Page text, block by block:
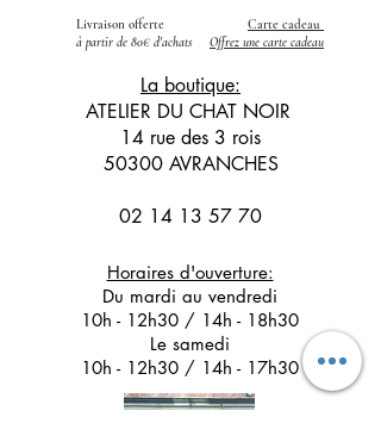
Livraison offerte
à partir de 80€ d'achats
Carte cadeau
Offrez une carte cadeau
La boutique:
ATELIER DU CHAT NOIR
14 rue des 3 rois
50300 AVRANCHES
02 14 13 57 70
Horaires d'ouverture:
Du mardi au vendredi
10h - 12h30 / 14h - 18h30
Le samedi
10h - 12h30 / 14h - 17h30